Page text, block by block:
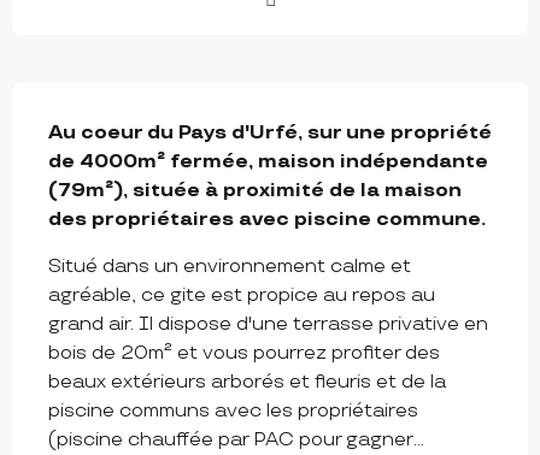
Au coeur du Pays d'Urfé, sur une propriété
de 4000m² fermée, maison indépendante
(79m²), située à proximité de la maison
des propriétaires avec piscine commune.
Situé dans un environnement calme et
agréable, ce gite est propice au repos au
grand air. Il dispose d'une terrasse privative en
bois de 20m² et vous pourrez profiter des
beaux extérieurs arborés et fleuris et de la
piscine communs avec les propriétaires
(piscine chauffée par PAC pour gagner...